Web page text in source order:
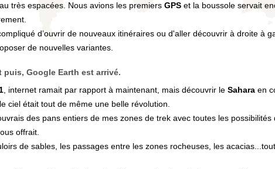
très espacées. Nous avions les premiers GPS et la boussole servait
d’ouvrir de nouveaux itinéraires ou d'aller découvrir à droite à
de nouvelles variantes.
puis, Google Earth est arrivé.
, internet ramait par rapport à maintenant, mais découvrir le Sahara en
ciel était tout de même une belle révolution.
des pans entiers de mes zones de trek avec toutes les possibilités
offrait.
de sables, les passages entre les zones rocheuses, les